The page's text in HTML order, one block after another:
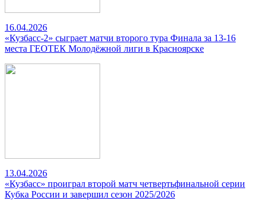
16.04.2026
«Кузбасс-2» сыграет матчи второго тура Финала за 13-16
места ГЕОТЕК Молодёжной лиги в Красноярске
13.04.2026
«Кузбасс» проиграл второй матч четвертьфинальной серии
Кубка России и завершил сезон 2025/2026